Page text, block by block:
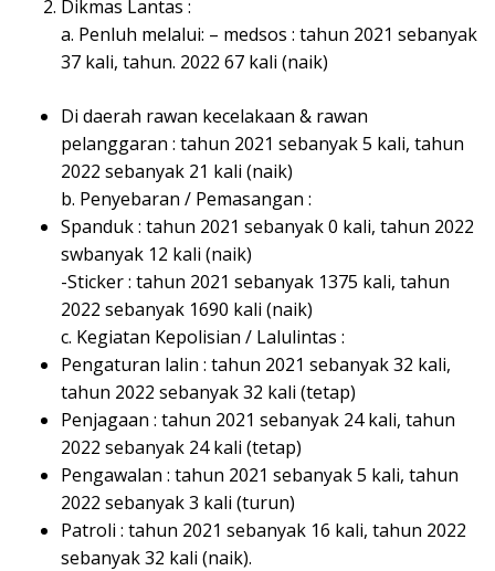
Dikmas Lantas :
a. Penluh melalui: – medsos : tahun 2021 sebanyak
37 kali, tahun. 2022 67 kali (naik)
Di daerah rawan kecelakaan & rawan
pelanggaran : tahun 2021 sebanyak 5 kali, tahun
2022 sebanyak 21 kali (naik)
b. Penyebaran / Pemasangan :
Spanduk : tahun 2021 sebanyak 0 kali, tahun 2022
swbanyak 12 kali (naik)
-Sticker : tahun 2021 sebanyak 1375 kali, tahun
2022 sebanyak 1690 kali (naik)
c. Kegiatan Kepolisian / Lalulintas :
Pengaturan lalin : tahun 2021 sebanyak 32 kali,
tahun 2022 sebanyak 32 kali (tetap)
Penjagaan : tahun 2021 sebanyak 24 kali, tahun
2022 sebanyak 24 kali (tetap)
Pengawalan : tahun 2021 sebanyak 5 kali, tahun
2022 sebanyak 3 kali (turun)
Patroli : tahun 2021 sebanyak 16 kali, tahun 2022
sebanyak 32 kali (naik).